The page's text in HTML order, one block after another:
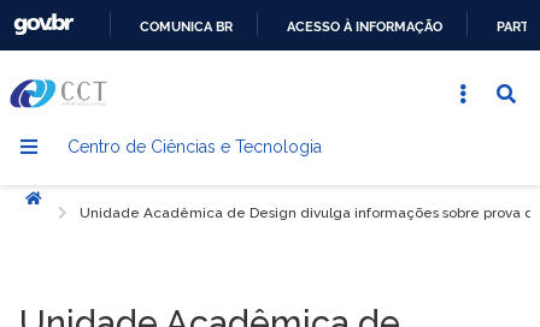
CONTEÚDO
COMUNICA BR ACESSO À INFORMAÇÃO
Centro de Ciências e Tecnologia
Início
Unidade Acadêmica de Design divulga informações sobre prova